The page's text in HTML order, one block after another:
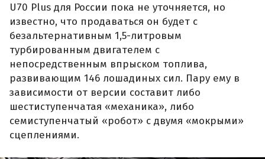
U70 Plus для России пока не уточняется, но
известно, что продаваться он будет с
безальтернативным 1,5-литровым
турбированным двигателем с
непосредственным впрыском топлива,
развивающим 146 лошадиных сил. Пару ему в
зависимости от версии составит либо
шестиступенчатая «механика», либо
семиступенчатый «робот» с двумя «мокрыми»
сцеплениями.